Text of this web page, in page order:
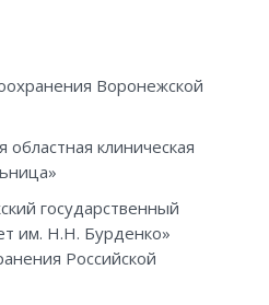
Воронежской
клиническая
государственный
им. Н.Н. Бурденко»
Российской